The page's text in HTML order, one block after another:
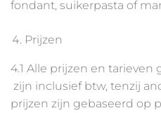
fondant, suikerpasta of
Prijzen
4.1 Alle prijzen en
zijn inclusief btw, tenzij
prijzen zijn gebaseerd op